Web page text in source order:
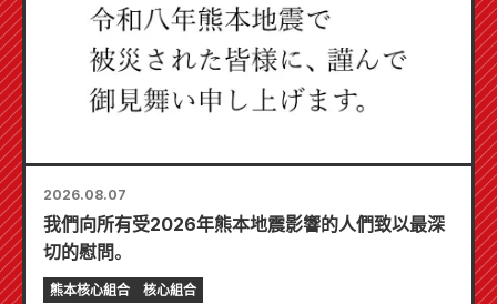
2026.08.07
我們向所有受2026年熊本地震影響的人們致以最深
切的慰問。
熊本核心組合 核心組合